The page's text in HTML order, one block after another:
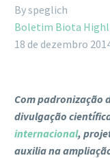
By speglich
Boletim Biota
18 de dezembro
Com padronização
divulgação
internacional,
auxilia na